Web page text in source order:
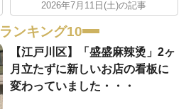
2026年7月11日(土)の記事
ランキング10
【江戸川区】「盛盛麻辣烫」2ヶ
月立たずに新しいお店の看板に
変わっていました・・・